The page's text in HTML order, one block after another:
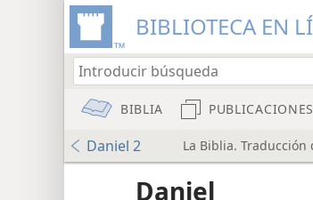
BIBLIOTECA EN
BIBLIA PUBLICACIONES
Daniel 2 La Biblia.